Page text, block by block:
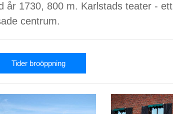
år 1730, 800 m. Karlstads teater -
centrum.
Tider broöppning